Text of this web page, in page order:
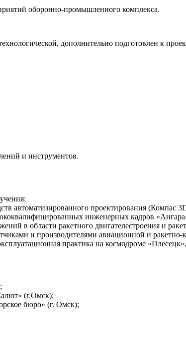
оборонно-промышленного комплекса.
дополнительно подготовлен к
и инструментов.
автоматизированного проектирования (Компас
инженерных кадров
в области ракетного двигателестроения и
и производителями авиационной и ракетно-
практика на космодроме
(г.Омск);
бюро» (г. Омск);